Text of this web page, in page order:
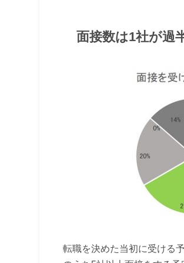
面接数は1社が過
転職を決めた当初に受ける